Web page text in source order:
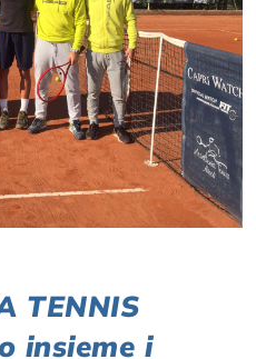
TENNIS
insieme i